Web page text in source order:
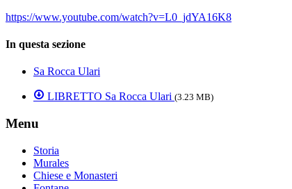
https://www.youtube.com/watch?v=L0_jdYA16K8
In questa sezione
Sa Rocca Ulari
LIBRETTO Sa Rocca Ulari (3.23 MB)
Menu
Storia
Murales
Chiese e Monasteri